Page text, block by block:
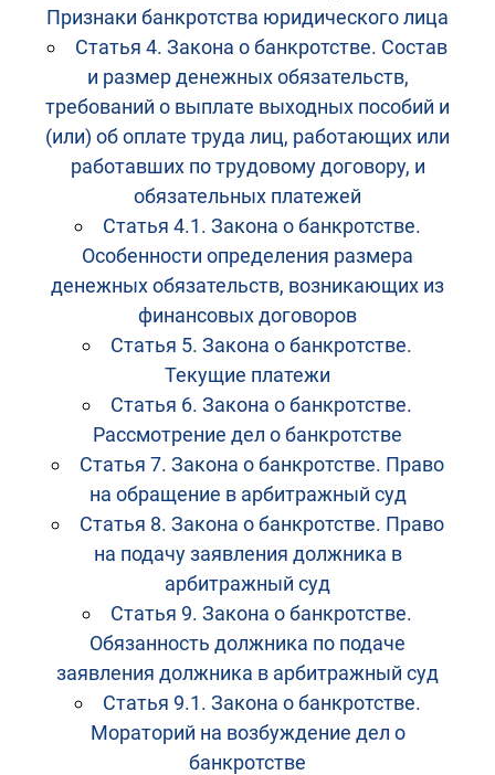
Признаки банкротства юридического лица
Статья 4. Закона о банкротстве. Состав
и размер денежных обязательств,
требований о выплате выходных пособий и
(или) об оплате труда лиц, работающих или
работавших по трудовому договору, и
обязательных платежей
Статья 4.1. Закона о банкротстве.
Особенности определения размера
денежных обязательств, возникающих из
финансовых договоров
Статья 5. Закона о банкротстве.
Текущие платежи
Статья 6. Закона о банкротстве.
Рассмотрение дел о банкротстве
Статья 7. Закона о банкротстве. Право
на обращение в арбитражный суд
Статья 8. Закона о банкротстве. Право
на подачу заявления должника в
арбитражный суд
Статья 9. Закона о банкротстве.
Обязанность должника по подаче
заявления должника в арбитражный суд
Статья 9.1. Закона о банкротстве.
Мораторий на возбуждение дел о
банкротстве